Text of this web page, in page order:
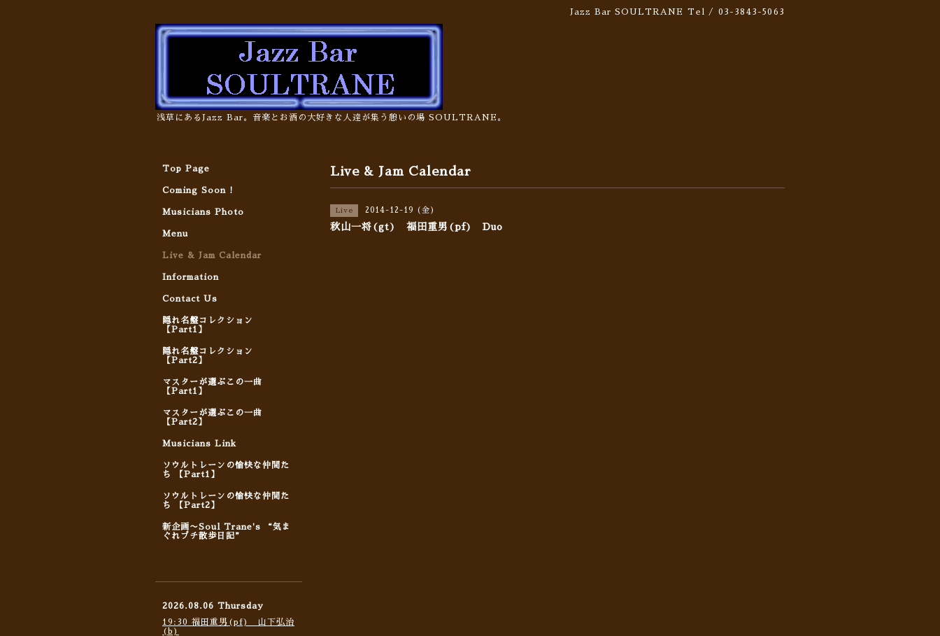
Jazz Bar SOULTRANE Tel / 03-3843-5063
浅草にあるJazz Bar。音楽とお酒の大好きな人達が集う憩いの場 SOULTRANE。
Live & Jam Calendar
Live 2014-12-19 (金)
秋山一将(gt) 福田重男(pf) Duo
Top Page
Coming Soon !
Musicians Photo
Menu
Live & Jam Calendar
Information
Contact Us
隠れ名盤コレクション
【Part1】
隠れ名盤コレクション
【Part2】
マスターが選ぶこの一曲
【Part1】
マスターが選ぶこの一曲
【Part2】
Musicians Link
ソウルトレーンの愉快な仲間た
ち 【Part1】
ソウルトレーンの愉快な仲間た
ち 【Part2】
新企画〜Soul Trane's “気ま
ぐれプチ散歩日記”
2026.08.06 Thursday
19:30 福田重男(pf) 山下弘治
(b)